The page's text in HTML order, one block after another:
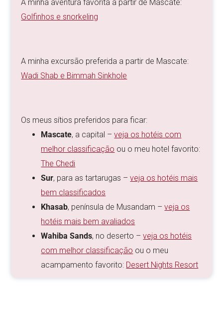
A minha aventura favorita a partir de Mascate:
Golfinhos e snorkeling
A minha excursão preferida a partir de Mascate:
Wadi Shab e Bimmah Sinkhole
Os meus sítios preferidos para ficar:
Mascate, a capital –veja os hotéis com
melhor classificação ou o meu hotel favorito:
The Chedi
Sur, para as tartarugas –veja os hotéis mais
bem classificados
Khasab, península de Musandam –veja os
hotéis mais bem avaliados
Wahiba Sands, no deserto –veja os hotéis
com melhor classificação ou o meu
acampamento favorito: Desert Nights Resort